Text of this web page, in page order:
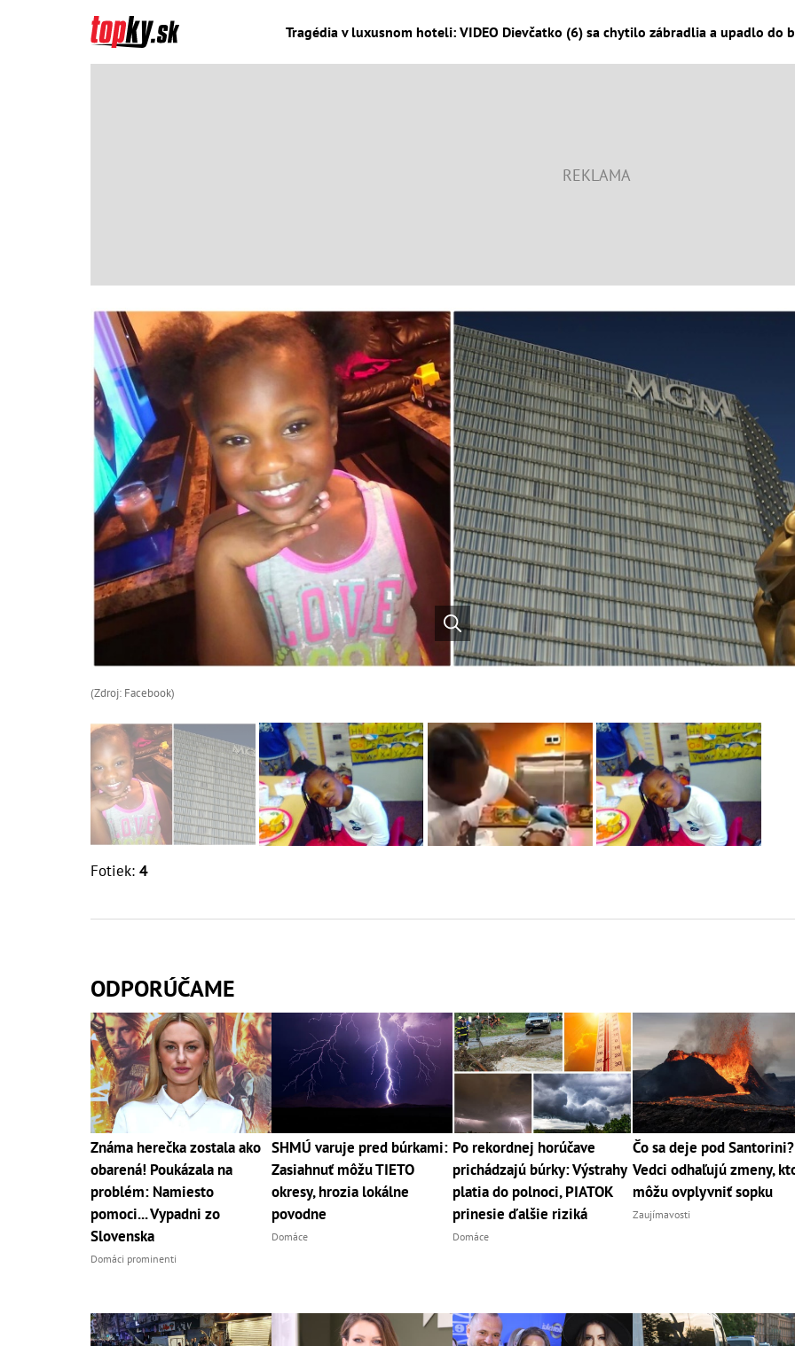
Tragédia v luxusnom hoteli: VIDEO Dievčatko (6) sa chytilo zábradlia a upadlo do
(Zdroj: Facebook)
Fotiek: 4
ODPORÚČAME
Známa herečka zostala ako
obarená! Poukázala na
problém: Namiesto
pomoci... Vypadni zo
Slovenska
Domáci prominenti
SHMÚ varuje pred búrkami:
Zasiahnuť môžu TIETO
okresy, hrozia lokálne
povodne
Domáce
Po rekordnej horúčave
prichádzajú búrky: Výstrahy
platia do polnoci, PIATOK
prinesie ďalšie riziká
Domáce
Čo sa deje pod Santorini?
Vedci odhaľujú zmeny,
môžu ovplyvniť sopku
Zaujímavosti